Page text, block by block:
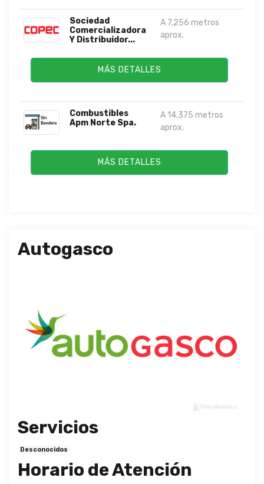
Sociedad
Comercializadora
Y Distribuidor...
A 7,256 metros
aprox.
MÁS DETALLES
Combustibles
Apm Norte Spa.
A 14,375 metros
aprox.
MÁS DETALLES
Autogasco
Servicios
Desconocidos
Horario de Atención